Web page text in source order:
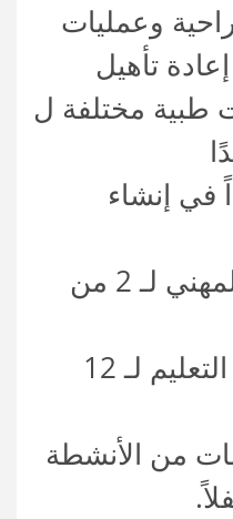
وعمليات
تأهيل
طبية مختلفة ل
في إنشاء
تيسير التدريب المهني لـ 2 من
ضمان الحق في التعليم لـ 12
من الأنشطة